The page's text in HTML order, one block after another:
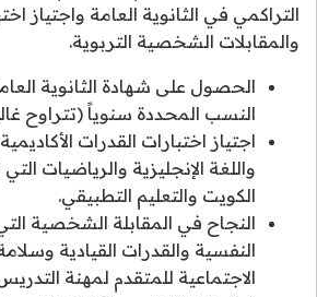
التراكمي في الثانوية العامة واجتياز
والمقابلات الشخصية التربوية.
الحصول على شهادة الثانوية
النسب المحددة سنوياً (تتراوح غالباً بين
اجتياز اختبارات القدرات
واللغة الإنجليزية والرياضيات
الكويت والتعليم التطبيقي.
النجاح في المقابلة الشخصية
النفسية والقدرات القيادية
الاجتماعية للمتقدم لمهنة